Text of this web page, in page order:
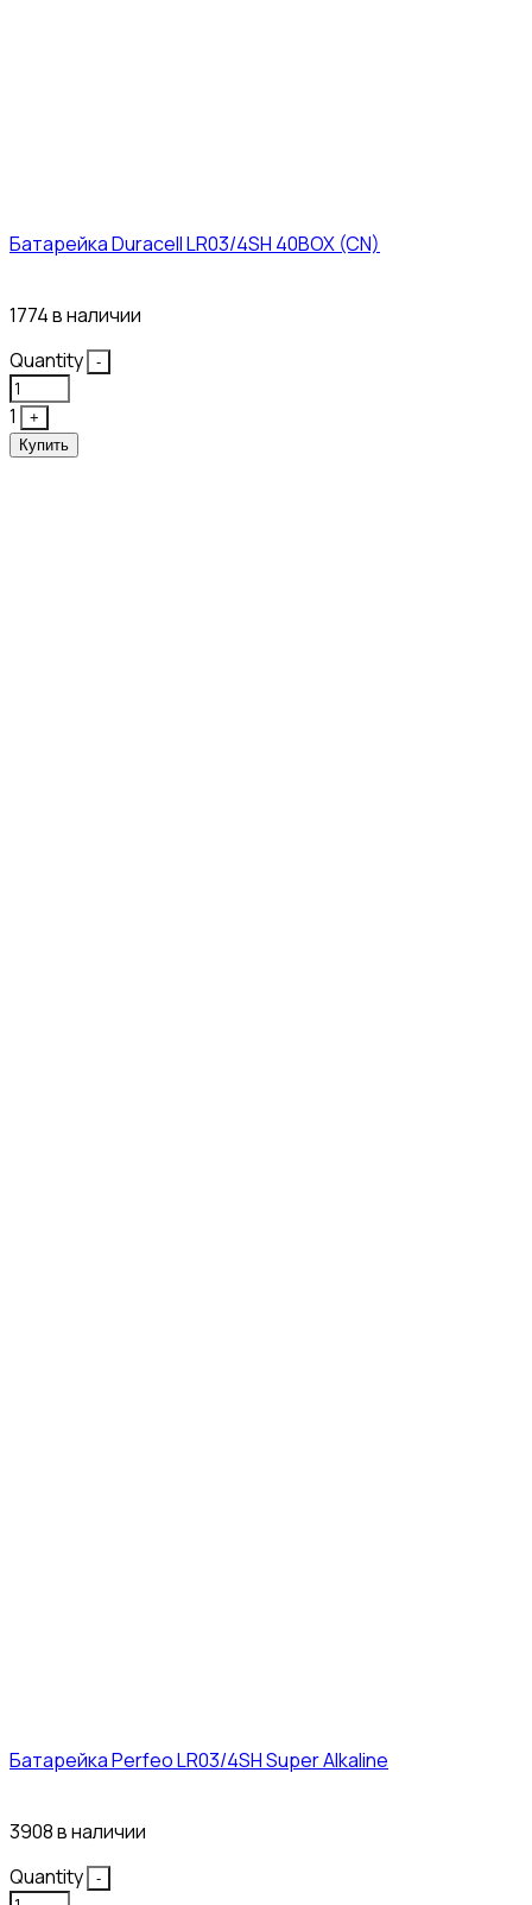
Батарейка Duracell LR03/4SH 40BOX (CN)
1774 в наличии
Quantity
-
1
+
Купить
Батарейка Perfeo LR03/4SH Super Alkaline
3908 в наличии
Quantity
-